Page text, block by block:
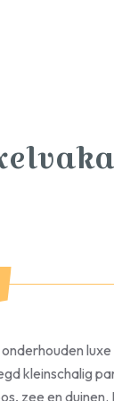
luxe
kleinschalig
zee en duinen.